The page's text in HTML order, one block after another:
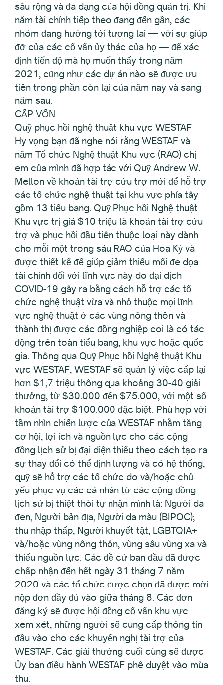
sâu rộng và đa dạng của hội đồng quản trị. Khi
năm tài chính tiếp theo đang đến gần, các
nhóm đang hướng tới tương lai — với sự giúp
đỡ của các cố vấn ủy thác của họ — để xác
định tiến độ mà họ muốn thấy trong năm
2021, cũng như các dự án nào sẽ được ưu
tiên trong phần còn lại của năm nay và sang
năm sau.
CẤP VỐN
Quỹ phục hồi nghệ thuật khu vực WESTAF
Hy vọng bạn đã nghe nói rằng WESTAF và
năm Tổ chức Nghệ thuật Khu vực (RAO) chị
em của mình đã hợp tác với Quỹ Andrew W.
Mellon về khoản tài trợ cứu trợ mới để hỗ trợ
các tổ chức nghệ thuật tại khu vực phía tây
gồm 13 tiểu bang. Quỹ Phục hồi Nghệ thuật
Khu vực trị giá $10 triệu là khoản tài trợ cứu
trợ và phục hồi đầu tiên thuộc loại này dành
cho mỗi một trong sáu RAO của Hoa Kỳ và
được thiết kế để giúp giảm thiểu mối đe dọa
tài chính đối với lĩnh vực này do đại dịch
COVID-19 gây ra bằng cách hỗ trợ các tổ
chức nghệ thuật vừa và nhỏ thuộc mọi lĩnh
vực nghệ thuật ở các vùng nông thôn và
thành thị được các đồng nghiệp coi là có tác
động trên toàn tiểu bang, khu vực hoặc quốc
gia. Thông qua Quỹ Phục hồi Nghệ thuật Khu
vực WESTAF, WESTAF sẽ quản lý việc cấp lại
hơn $1,7 triệu thông qua khoảng 30-40 giải
thưởng, từ $30.000 đến $75.000, với một số
khoản tài trợ $100.000 đặc biệt. Phù hợp với
tầm nhìn chiến lược của WESTAF nhằm tăng
cơ hội, lợi ích và nguồn lực cho các cộng
đồng lịch sử bị đại diện thiếu theo cách tạo ra
sự thay đổi có thể định lượng và có hệ thống,
quỹ sẽ hỗ trợ các tổ chức do và/hoặc chủ
yếu phục vụ các cá nhân từ các cộng đồng
lịch sử bị thiệt thòi tự nhận mình là: Người da
đen, Người bản địa, Người da màu (BIPOC);
thu nhập thấp, Người khuyết tật, LGBTQIA+
và/hoặc vùng nông thôn, vùng sâu vùng xa và
thiếu nguồn lực. Các đề cử ban đầu đã được
chấp nhận đến hết ngày 31 tháng 7 năm
2020 và các tổ chức được chọn đã được mời
nộp đơn đầy đủ vào giữa tháng 8. Các đơn
đăng ký sẽ được hội đồng cố vấn khu vực
xem xét, những người sẽ cung cấp thông tin
đầu vào cho các khuyến nghị tài trợ của
WESTAF. Các giải thưởng cuối cùng sẽ được
Ủy ban điều hành WESTAF phê duyệt vào mùa
thu.